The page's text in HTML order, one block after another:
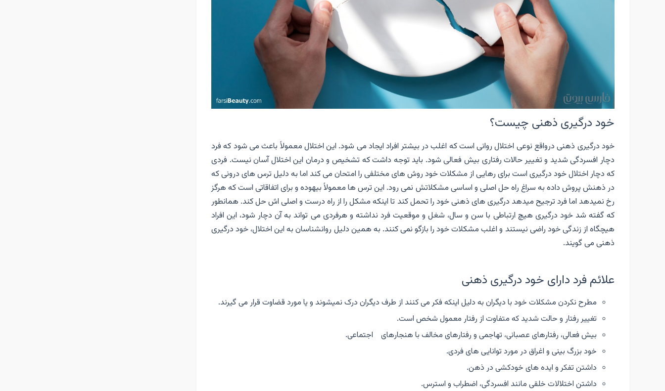
خود درگیری ذهنی چیست؟
خود درگیری ذهنی درواقع نوعی اختلال روانی است که اغلب در بیشتر افراد ایجاد می شود. این اختلال معمولاً باعث می شود که فرد
دچار افسردگی شدید و تغییر حالات رفتاری بیش فعالی شود. باید توجه داشت که تشخیص و درمان این اختلال آسان نیست. فردی
که دچار اختلال خود درگیری است برای رهایی از مشکلات خود روش های مختلفی را امتحان می کند اما به دلیل ترس های درونی که
در ذهنش پروش داده به سراغ راه حل اصلی و اساسی مشکلاتش نمی رود. این ترس ها معمولاً بیهوده و برای اتفاقاتی است که هرگز
رخ نمیدهد اما فرد ترجیح میدهد درگیری های ذهنی خود را تحمل کند تا اینکه مشکل را از راه درست و اصلی اش حل کند. همانطور
که گفته شد خود درگیری هیچ ارتباطی با سن و سال، شغل و موقعیت فرد نداشته و هرفردی می تواند به آن دچار شود، این افراد
هیچگاه از زندگی خود راضی نیستند و اغلب مشکلات خود را بازگو نمی کنند. به همین دلیل روانشناسان به این اختلال، خود درگیری
ذهنی می گویند.
علائم فرد دارای خود درگیری ذهنی
مطرح نکردن مشکلات خود با دیگران به دلیل اینکه فکر می کنند از طرف دیگران درک نمیشوند و یا مورد قضاوت قرار می گیرند.
تغییر رفتار و حالت شدید که متفاوت از رفتار معمول شخص است.
بیش فعالی، رفتارهای عصبانی، تهاجمی و رفتارهای مخالف با هنجارهای اجتماعی.
خود بزرگ بینی و اغراق در مورد توانایی های فردی.
داشتن تفکر و ایده های خودکشی در ذهن.
داشتن اختلالات خلقی مانند افسردگی، اضطراب و استرس.